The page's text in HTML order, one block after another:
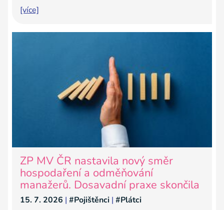
[více]
ZP MV ČR nastavila nový směr
hospodaření a odměňování
manažerů. Dosavadní praxe skončila
15. 7. 2026 | #Pojištěnci | #Plátci